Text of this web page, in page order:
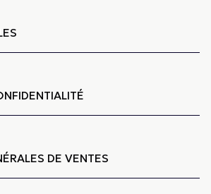
DE VENTES